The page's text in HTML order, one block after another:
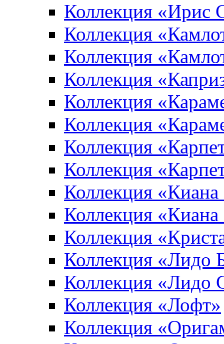
Коллекция «Ирис
Коллекция
Коллекция
Коллекция
Коллекция
Коллекция
Коллекция
Коллекция
Коллекция
Коллекция
Коллекция
Коллекция «Лидо
Коллекция «Лидо
Коллекция «Лофт»
Коллекция